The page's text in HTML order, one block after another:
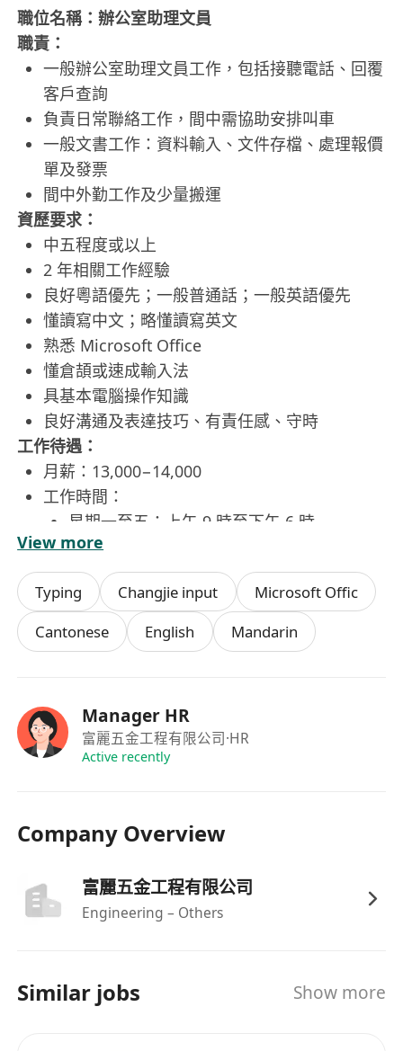
職位名稱：辦公室助理文員
職責：
一般辦公室助理文員工作，包括接聽電話、回覆
客戶查詢
負責日常聯絡工作，間中需協助安排叫車
一般文書工作：資料輸入、文件存檔、處理報價
單及發票
間中外勤工作及少量搬運
資歷要求：
中五程度或以上
2 年相關工作經驗
良好粵語優先；一般普通話；一般英語優先
懂讀寫中文；略懂讀寫英文
熟悉 Microsoft Office
懂倉頡或速成輸入法
具基本電腦操作知識
良好溝通及表達技巧、有責任感、守時
工作待遇：
月薪：13,000−14,000
工作時間：
星期一至五：上午 9 時至下午 6 時
星期六：上午 9 時至下午 1 時
每週工作 5 天至 5 天半
每天工作 9 小時
無需超時工作
View more
Typing Changjie input
Microsoft Offic
Cantonese
English Mandarin
Manager HR
富麗五金工程有限公司·HR
Active recently
Company Overview
富麗五金工程有限公司
Engineering – Others
Similar jobs Show more